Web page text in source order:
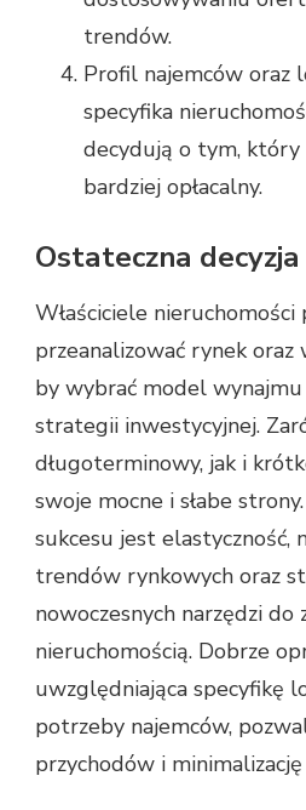
trendów.
Profil najemców oraz
specyfika
decydują o tym,
bardziej opłacalny.
Ostateczna decyzja
Właściciele nieruchomości
przeanalizować rynek oraz
by wybrać model
strategii inwestycyjnej.
długoterminowy, jak i
swoje mocne i słabe
sukcesu jest elastyczność,
trendów rynkowych oraz
nowoczesnych narzędzi do
nieruchomością. Dobrze
uwzględniająca specyfikę
potrzeby najemców,
przychodów i